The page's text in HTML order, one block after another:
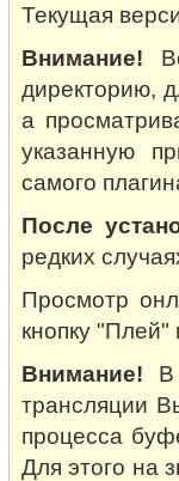
Текущая
Внимание!
директорию,
а
указанную
самого
После
редких
Просмотр
кнопку
Внимание! В
трансляции
процесса
Для этого на